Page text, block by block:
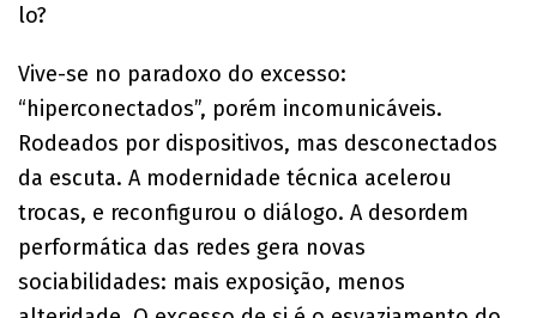
lo?
Vive-se no paradoxo do excesso:
“hiperconectados”, porém incomunicáveis.
Rodeados por dispositivos, mas desconectados
da escuta. A modernidade técnica acelerou
trocas, e reconfigurou o diálogo. A desordem
performática das redes gera novas
sociabilidades: mais exposição, menos